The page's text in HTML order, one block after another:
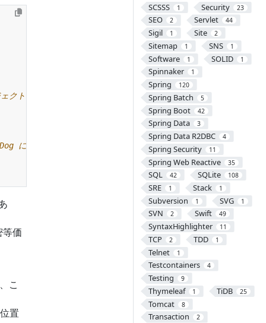
SCSSS 1 Security 23
SEO 2 Servlet 44
Sigil 1 Site 2
Sitemap 1 SNS 1
Software 1 SOLID 1
Spinnaker 1
Spring 120
Spring Batch 5
Spring Boot 42
Spring Data 3
Spring Data R2DBC 4
Spring Security 11
Spring Web Reactive 35
SQL 42 SQLite 108
SRE 1 Stack 1
Subversion 1 SVG 1
SVN 2 Swift 49
SyntaxHighlighter 11
TCP 2 TDD 1
Telnet 1
Testcontainers 4
Testing 9
Thymeleaf 1 TiDB 25
Tomcat 8
Transaction 2
価
こ
置